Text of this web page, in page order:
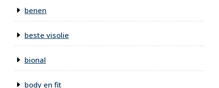
benen
beste visolie
bional
body en fit